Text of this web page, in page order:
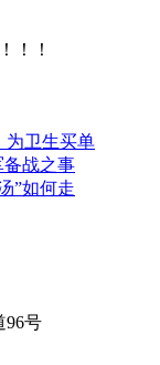
！！
为卫生买单
备战之事
”如何走
96号